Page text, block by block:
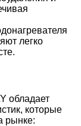
легко
обладает
которые
рынке: